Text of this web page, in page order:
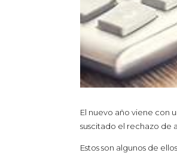
El nuevo año viene con
suscitado el rechazo de
Estos son algunos de